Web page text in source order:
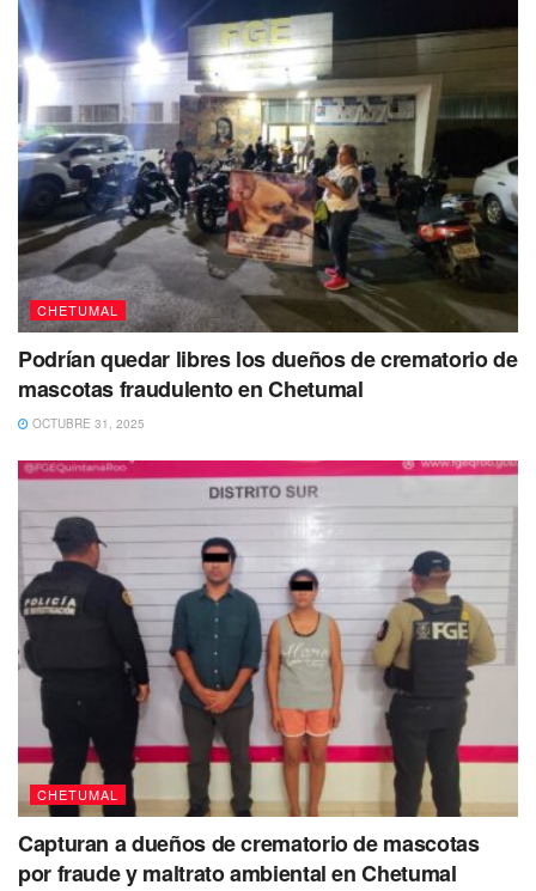
CHETUMAL
Podrían quedar libres los dueños de crematorio de
mascotas fraudulento en Chetumal
OCTUBRE 31, 2025
CHETUMAL
Capturan a dueños de crematorio de mascotas
por fraude y maltrato ambiental en Chetumal